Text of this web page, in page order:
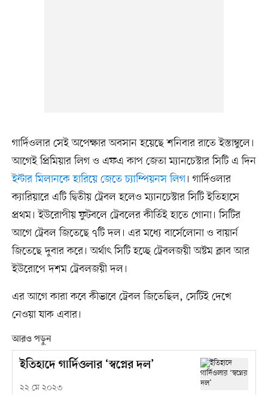
গার্দিওলার সেই অপেক্ষার অবসান হয়েছে শনিবার রাতে ইস্তাম্বুলে।
আগেই প্রিমিয়ার লিগ ও এফএ কাপ জেতা ম্যানচেস্টার সিটি এ দিন
ইন্টার মিলানকে হারিয়ে জেতে চ্যাম্পিয়নস লিগ। গার্দিওলার
ক্যারিয়ারে এটি দ্বিতীয় ট্রেবল হলেও ম্যানচেস্টার সিটি ইতিহাসে
প্রথম। ইউরোপীয় ফুটবলে ট্রেবলের কীর্তিই হাতে গোনা। সিটির
আগে ট্রেবল জিতেছে ৭টি দল। এর মধ্যে বার্সেলোনা ও বায়ার্ন
জিতেছে দুবার করে। অর্থাৎ সিটি হচ্ছে ট্রেবলজয়ী অষ্টম ক্লাব আর
ইউরোপে দশম ট্রেবলজয়ী দল।
এর আগে কারা কবে কীভাবে ট্রেবল জিতেছিল, সেটিই দেখে
নেওয়া যাক এবার।
আরও পড়ুন
ইতিহাদে গার্দিওলার ‘স্বপ্নের দল’
২২ মে ২০২৩